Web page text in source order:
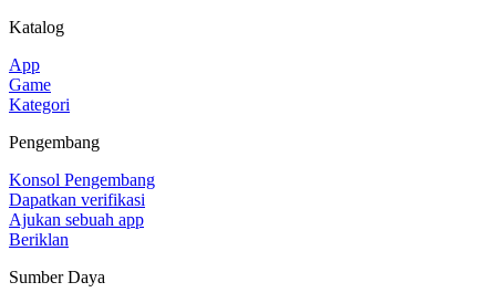
Katalog
App
Game
Kategori
Pengembang
Konsol Pengembang
Dapatkan verifikasi
Ajukan sebuah app
Beriklan
Sumber Daya